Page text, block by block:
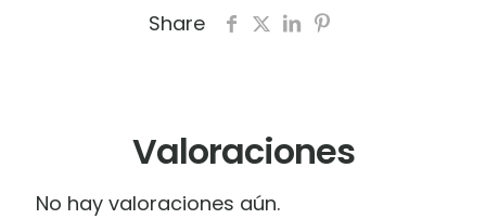
Share
Valoraciones
No hay valoraciones aún.